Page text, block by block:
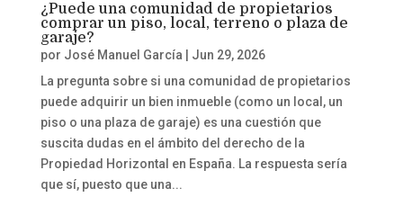
¿Puede una comunidad de propietarios
comprar un piso, local, terreno o plaza de
garaje?
por José Manuel García
Jun 29, 2026
La pregunta sobre si una comunidad de propietarios
puede adquirir un bien inmueble (como un local, un
piso o una plaza de garaje) es una cuestión que
suscita dudas en el ámbito del derecho de la
Propiedad Horizontal en España. La respuesta sería
que sí, puesto que una...